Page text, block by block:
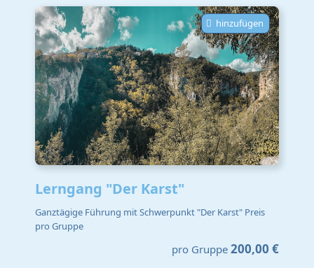
hinzufügen
Lerngang "Der Karst"
Ganztägige Führung mit Schwerpunkt "Der Karst" Preis
pro Gruppe
pro Gruppe 200,00 €